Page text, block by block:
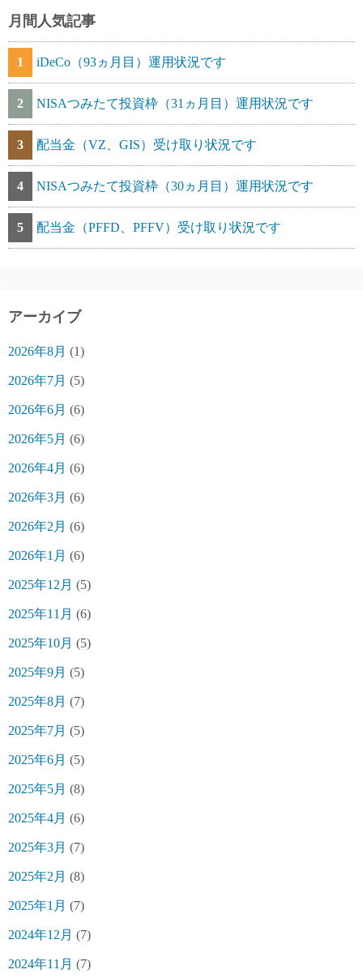
月間人気記事
1 iDeCo（93ヵ月目）運用状況です
2 NISAつみたて投資枠（31ヵ月目）運用状況です
3 配当金（VZ、GIS）受け取り状況です
4 NISAつみたて投資枠（30ヵ月目）運用状況です
5 配当金（PFFD、PFFV）受け取り状況です
アーカイブ
2026年8月 (1)
2026年7月 (5)
2026年6月 (6)
2026年5月 (6)
2026年4月 (6)
2026年3月 (6)
2026年2月 (6)
2026年1月 (6)
2025年12月 (5)
2025年11月 (6)
2025年10月 (5)
2025年9月 (5)
2025年8月 (7)
2025年7月 (5)
2025年6月 (5)
2025年5月 (8)
2025年4月 (6)
2025年3月 (7)
2025年2月 (8)
2025年1月 (7)
2024年12月 (7)
2024年11月 (7)